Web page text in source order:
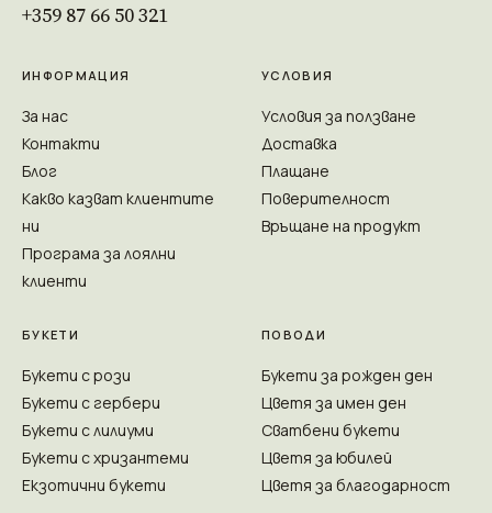
+359 87 66 50 321
ИНФОРМАЦИЯ
За нас
Контакти
Блог
Какво казват клиентите
ни
Програма за лоялни
клиенти
УСЛОВИЯ
Условия за ползване
Доставка
Плащане
Поверителност
Връщане на продукт
БУКЕТИ
Букети с рози
Букети с гербери
Букети с лилиуми
Букети с хризантеми
Екзотични букети
ПОВОДИ
Букети за рожден ден
Цветя за имен ден
Сватбени букети
Цветя за юбилей
Цветя за благодарност